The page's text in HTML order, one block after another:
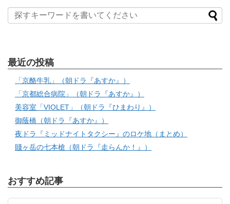
最近の投稿
「京酪牛乳」（朝ドラ『あすか』）
「京都総合病院」（朝ドラ『あすか』）
美容室「VIOLET」（朝ドラ『ひまわり』）
御蔭橋（朝ドラ『あすか』）
夜ドラ『ミッドナイトタクシー』のロケ地（まとめ）
賤ヶ岳の七本槍（朝ドラ『走らんか！』）
おすすめ記事